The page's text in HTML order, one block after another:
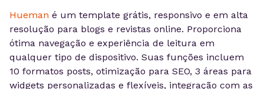
Hueman é um template grátis, responsivo e em alta
resolução para blogs e revistas online. Proporciona
ótima navegação e experiência de leitura em
qualquer tipo de dispositivo. Suas funções incluem
10 formatos posts, otimização para SEO, 3 áreas para
widgets personalizadas e flexíveis, integração com as